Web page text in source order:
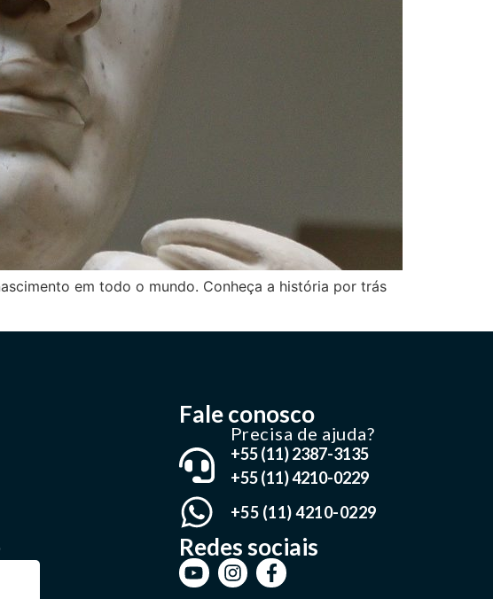
em todo o mundo. Conheça a história por trás
Fale conosco
Precisa de ajuda?
+55 (11) 2387-3135
+55 (11) 4210-0229
+55 (11) 4210-0229
Redes sociais